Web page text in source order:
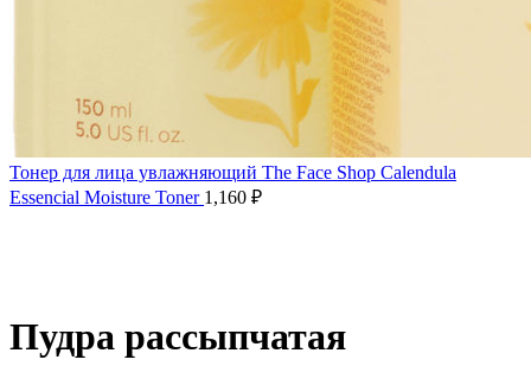
Тонер для лица увлажняющий The Face Shop Calendula
Essencial Moisture Toner 1,160 ₽
Пудра рассыпчатая